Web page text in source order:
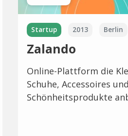
Startup 2013 Berlin
Zalando
Online-Plattform die
Schuhe, Accessoires und
Schönheitsprodukte